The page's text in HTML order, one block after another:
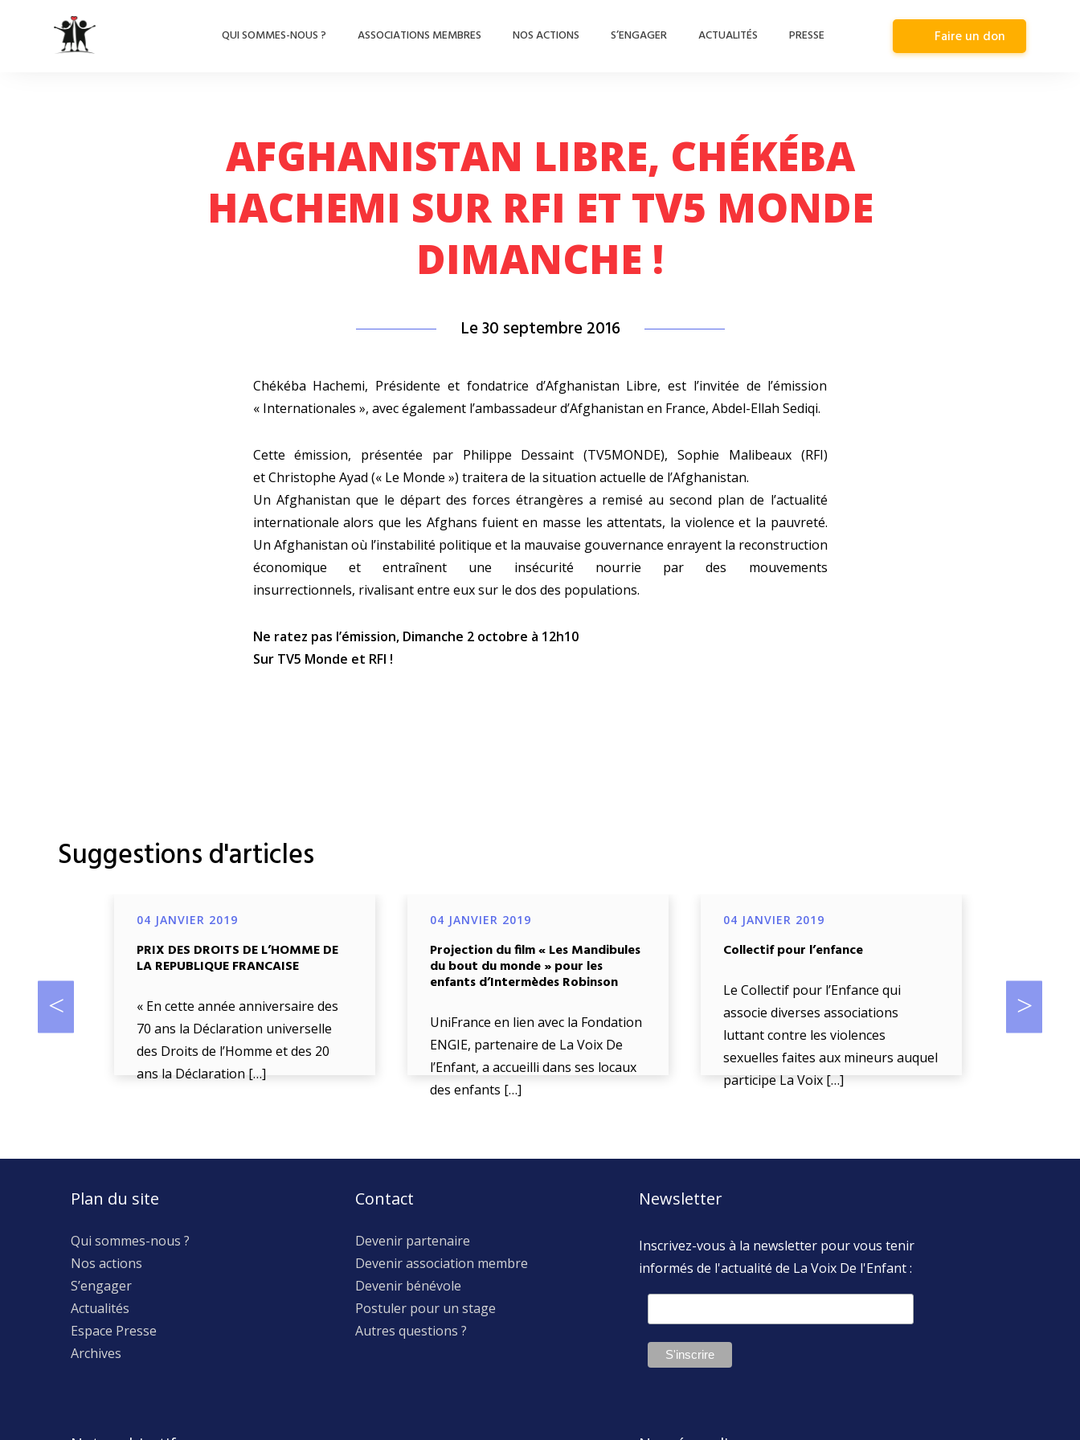
QUI SOMMES-NOUS ? ASSOCIATIONS MEMBRES NOS ACTIONS S’ENGAGER ACTUALITÉS PRESSE Faire un don
AFGHANISTAN LIBRE, CHÉKÉBA
HACHEMI SUR RFI ET TV5 MONDE
DIMANCHE !
Le 30 septembre 2016
Chékéba Hachemi, Présidente et fondatrice d’Afghanistan Libre, est l’invitée de l’émission
« Internationales », avec également l’ambassadeur d’Afghanistan en France, Abdel-Ellah Sediqi.
Cette émission,
présentée par Philippe Dessaint (TV5MONDE), Sophie Malibeaux (RFI)
et Christophe Ayad (« Le Monde ») traitera de la situation actuelle de l’Afghanistan.
Un Afghanistan que le départ des forces étrangères a remisé au second plan de l’actualité
internationale alors que les Afghans fuient en masse les attentats, la violence et la pauvreté.
Un Afghanistan où l’instabilité politique et la mauvaise gouvernance enrayent la reconstruction
économique et entraînent une insécurité nourrie par des mouvements
insurrectionnels, rivalisant entre eux sur le dos des populations.
Ne ratez pas l’émission, Dimanche 2 octobre à 12h10
Sur TV5 Monde et RFI !
Suggestions d'articles
04 JANVIER 2019
PRIX DES DROITS DE L’HOMME DE
LA REPUBLIQUE FRANCAISE
« En cette année anniversaire des
70 ans la Déclaration universelle
des Droits de l’Homme et des 20
ans la Déclaration […]
04 JANVIER 2019
Projection du film « Les Mandibules
du bout du monde » pour les
enfants d’Intermèdes Robinson
UniFrance en lien avec la Fondation
ENGIE, partenaire de La Voix De
l’Enfant, a accueilli dans ses locaux
des enfants […]
04 JANVIER 2019
Collectif pour l’enfance
Le Collectif pour l’Enfance qui
associe diverses associations
luttant contre les violences
sexuelles faites aux mineurs auquel
participe La Voix […]
La Voix
Plan du site
Qui sommes-nous ?
Nos actions
S’engager
Actualités
Espace Presse
Archives
Contact
Devenir partenaire
Devenir association membre
Devenir bénévole
Postuler pour un stage
Autres questions ?
Newsletter
Inscrivez-vous à la newsletter pour vous tenir
informés de l'actualité de La Voix De l'Enfant :